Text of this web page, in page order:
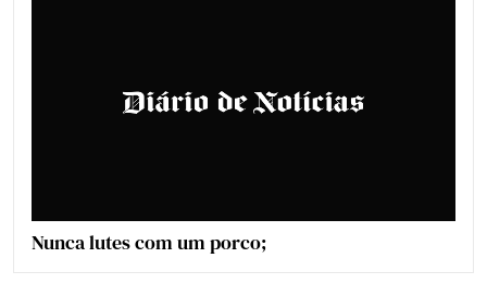
Nunca lutes com um porco;